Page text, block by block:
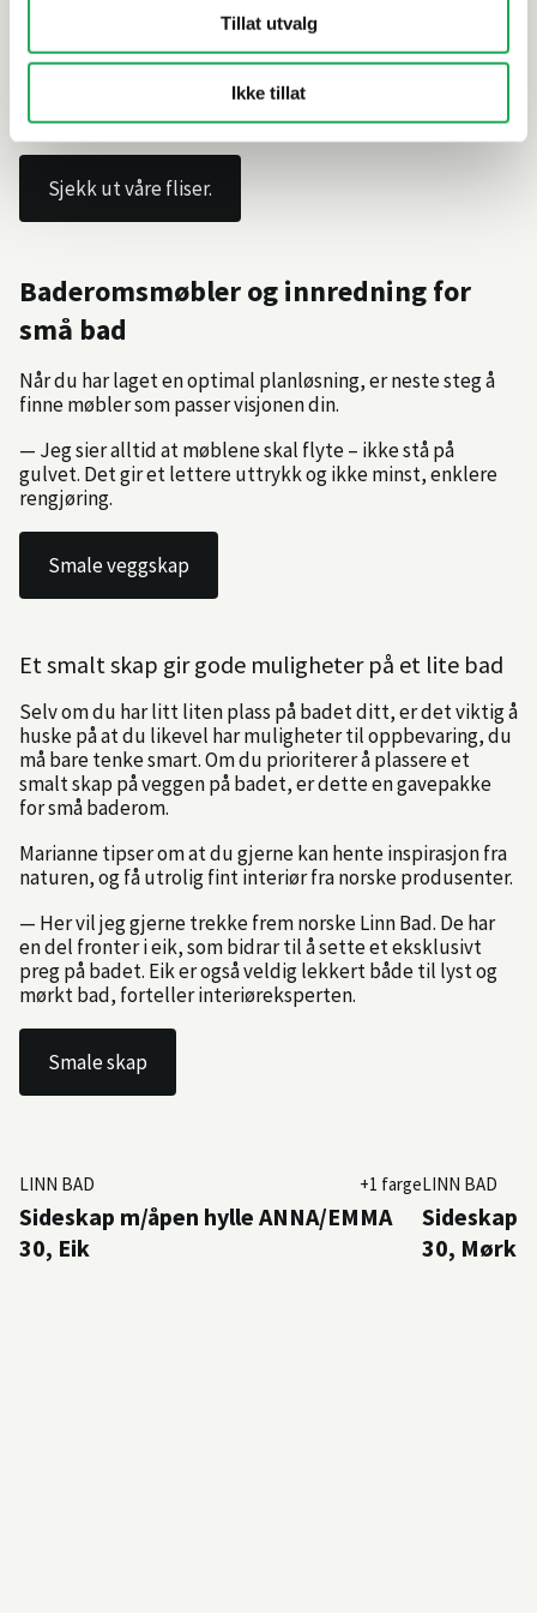
Tillat utvalg
Ikke tillat
Om du ønsker kontrast, kan du legge hvite fliser med sort
fuge – det gir karakter og et mer grafisk uttrykk.
— Det handler mest om hvilken stil du foretrekker, og
ingenting er feil her.
Sjekk ut våre fliser.
Baderomsmøbler og innredning for
små bad
Når du har laget en optimal planløsning, er neste steg å
finne møbler som passer visjonen din.
— Jeg sier alltid at møblene skal flyte – ikke stå på
gulvet. Det gir et lettere uttrykk og ikke minst, enklere
rengjøring.
Smale veggskap
Et smalt skap gir gode muligheter på et lite bad
Selv om du har litt liten plass på badet ditt, er det viktig å
huske på at du likevel har muligheter til oppbevaring, du
må bare tenke smart. Om du prioriterer å plassere et
smalt skap på veggen på badet, er dette en gavepakke
for små baderom.
Marianne tipser om at du gjerne kan hente inspirasjon fra
naturen, og få utrolig fint interiør fra norske produsenter.
— Her vil jeg gjerne trekke frem norske Linn Bad. De har
en del fronter i eik, som bidrar til å sette et eksklusivt
preg på badet. Eik er også veldig lekkert både til lyst og
mørkt bad, forteller interiøreksperten.
Smale skap
Sideskap m/åpen hylle ANNA/EMMA
30, Eik
LINN BAD +1 farge
Sideskap
30, Mørk
LINN BAD